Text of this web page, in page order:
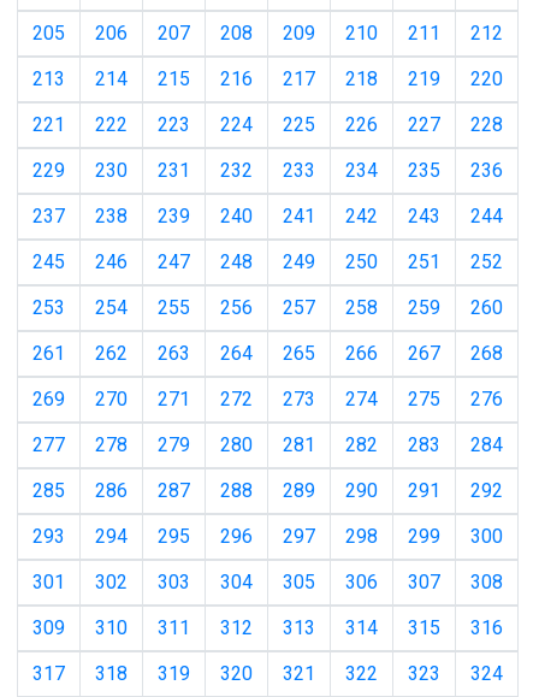
205
206 207 208 209 210 211
212
213
214 215 216 217 218 219
220
221
222 223 224 225 226 227
228
229
230 231 232 233 234 235
236
237
238 239 240 241 242 243
244
245
246 247 248 249 250 251
252
253
254 255 256 257 258 259
260
261
262 263 264 265 266 267
268
269
270 271 272 273 274 275
276
277
278 279 280 281 282 283
284
285
286 287 288 289 290 291
292
293
294 295 296 297 298 299
300
301
302 303 304 305 306 307
308
309
310 311 312 313 314 315
316
317
318 319 320 321 322 323
324